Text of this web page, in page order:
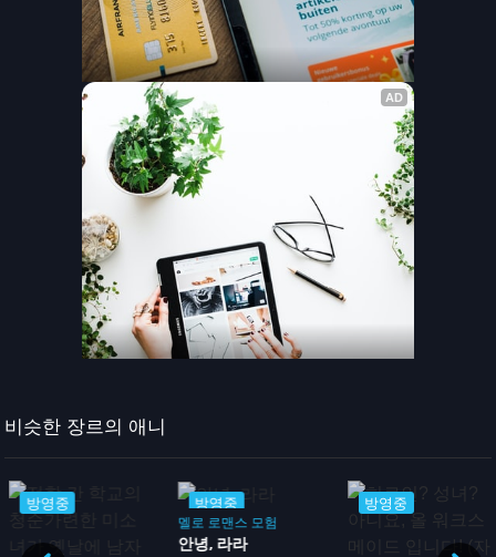
비슷한 장르의 애니
동
방영중 방영중
멜로 로맨스 모험
안녕, 라라
방영중